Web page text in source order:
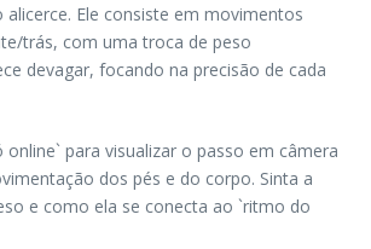
alicerce. Ele consiste em movimentos
trás, com uma troca de peso
devagar, focando na precisão de cada
online` para visualizar o passo em câmera
dos pés e do corpo. Sinta a
e como ela se conecta ao `ritmo do